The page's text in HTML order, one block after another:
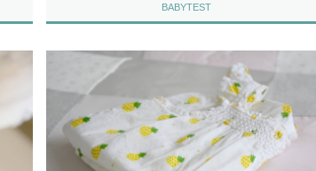
BABYTEST